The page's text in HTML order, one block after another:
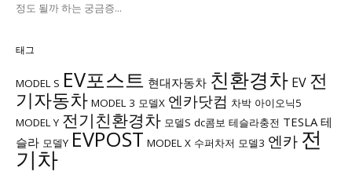
정도 될까 하는 궁금증...
태그
MODEL S EV포스트 현대자동차 친환경차 EV 전
기자동차 MODEL 3 모델X 엔카닷컴 차박 아이오닉5
MODEL Y 전기친환경차 모델S dc콤보 테슬라충전 TESLA 테
슬라 모델Y EVPOST MODEL X 수퍼차저 모델3 엔카 전
기차